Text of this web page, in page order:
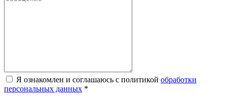
Я ознакомлен и соглашаюсь с политикой обработки
персональных данных *